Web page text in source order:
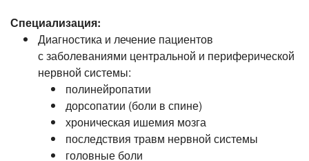
Специализация:
Диагностика и лечение пациентов
с заболеваниями центральной и периферической
нервной системы:
полинейропатии
дорсопатии (боли в спине)
хроническая ишемия мозга
последствия травм нервной системы
головные боли